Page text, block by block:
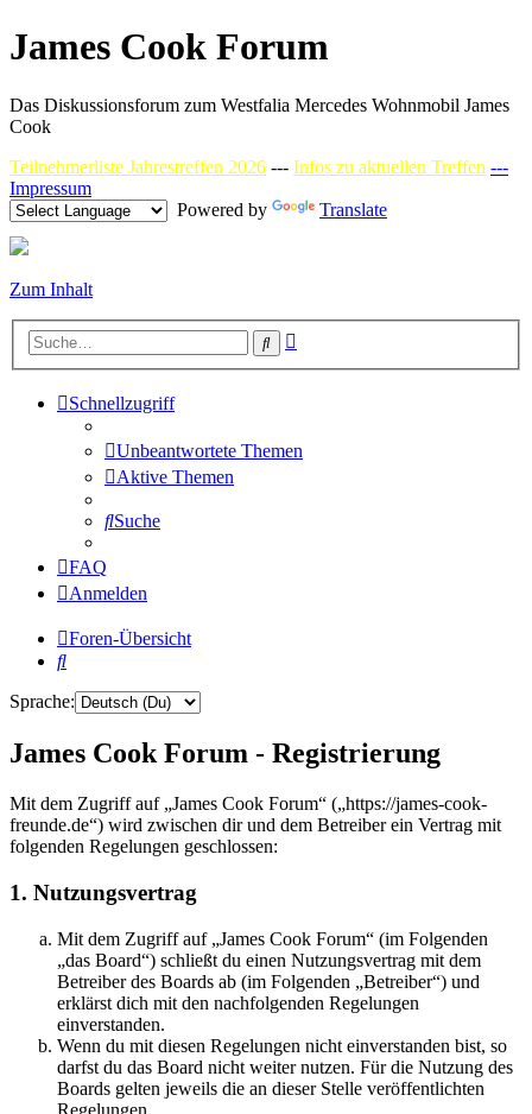
James Cook Forum
Das Diskussionsforum zum Westfalia Mercedes Wohnmobil James
Cook
Teilnehmerliste Jahrestreffen 2026 --- Infos zu aktuellen Treffen ---
Impressum
Powered by
Translate
Zum Inhalt
Suche
Schnellzugriff
Unbeantwortete Themen
Aktive Themen
Suche
FAQ
Anmelden
Foren-Übersicht
Suche
Sprache:
James Cook Forum - Registrierung
Mit dem Zugriff auf „James Cook Forum“ („https://james-cook-
freunde.de“) wird zwischen dir und dem Betreiber ein Vertrag mit
folgenden Regelungen geschlossen:
1. Nutzungsvertrag
Mit dem Zugriff auf „James Cook Forum“ (im Folgenden
„das Board“) schließt du einen Nutzungsvertrag mit dem
Betreiber des Boards ab (im Folgenden „Betreiber“) und
erklärst dich mit den nachfolgenden Regelungen
einverstanden.
Wenn du mit diesen Regelungen nicht einverstanden bist, so
darfst du das Board nicht weiter nutzen. Für die Nutzung des
Boards gelten jeweils die an dieser Stelle veröffentlichten
Regelungen.